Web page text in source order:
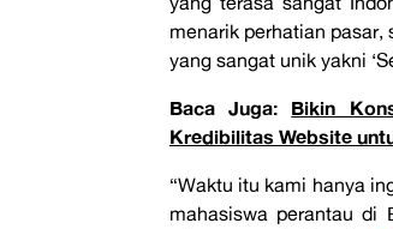
menarik perhatian pasar,
yang sangat unik yakni
Baca Juga: Bikin
Kredibilitas Website
“Waktu itu kami hanya
mahasiswa perantau di